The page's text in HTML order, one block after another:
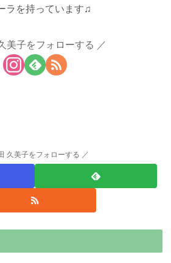
ラを持っています♫
美子をフォローする
久美子をフォローする